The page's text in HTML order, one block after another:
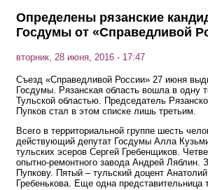
Определены рязанские
Госдумы от «Справедливой
вторник, 28 июня, 2016 - 17:47
Съезд «Справедливой России» 27 июня
Госдумы. Рязанская область вошла в одну
Тульской областью. Председатель
Пупков стал в этом списке лишь третьим.
Всего в территориальной группе шесть
действующий депутат Госдумы Алла
тульских эсеров Сергей Гребенщиков.
опытно-ремонтного завода Андрей Ляблин.
Пупкову. Пятый – тульский доцент
Гребенькова. Еще одна представительница